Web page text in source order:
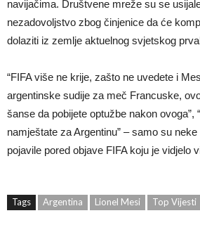
navijačima. Društvene mreže su se
nezadovoljstvo zbog činjenice da će
dolaziti iz zemlje aktuelnog svjetskog
“FIFA više ne krije, zašto ne uvedete i
argentinske sudije za meč Francuske,
šanse da pobijete optužbe nakon ovoga”,
namještate za Argentinu” – samo su
pojavile pored objave FIFA koju je vidjelo
Tags Argentina Lionel Mesi Top Vijesti